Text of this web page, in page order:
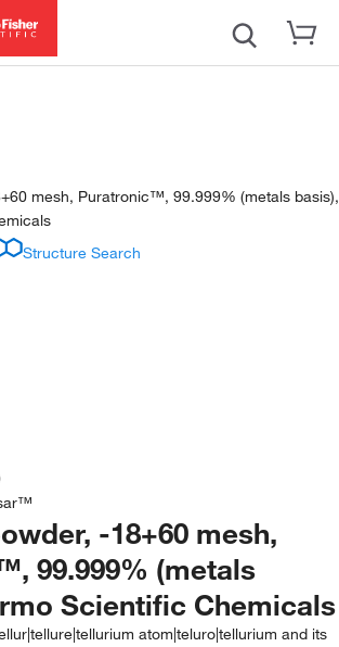
mesh, Puratronic™, 99.999% (metals basis),
Structure Search
-18+60 mesh,
99.999% (metals
Scientific Chemicals
atom|teluro|tellurium and its